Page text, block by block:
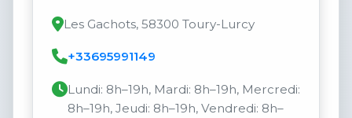
Les Gachots, 58300 Toury-Lurcy
+33695991149
Lundi: 8h–19h, Mardi: 8h–19h, Mercredi:
8h–19h, Jeudi: 8h–19h, Vendredi: 8h–